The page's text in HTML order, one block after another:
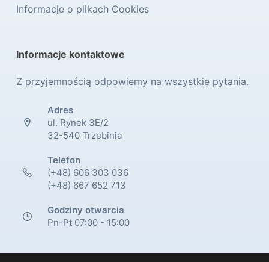
Informacje o plikach Cookies
Informacje kontaktowe
Z przyjemnością odpowiemy na wszystkie pytania.
Adres
ul. Rynek 3E/2
32-540 Trzebinia
Telefon
(+48) 606 303 036
(+48) 667 652 713
Godziny otwarcia
Pn-Pt 07:00 - 15:00